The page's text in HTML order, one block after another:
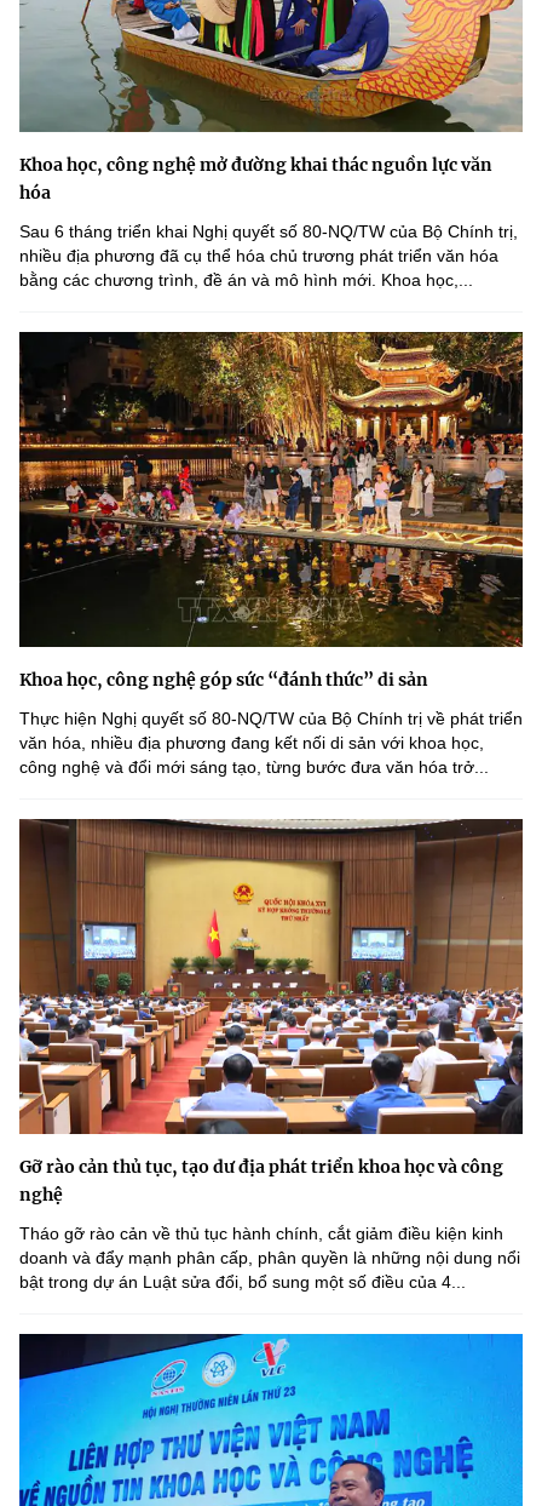
Khoa học, công nghệ mở đường khai thác nguồn lực văn
hóa
Sau 6 tháng triển khai Nghị quyết số 80-NQ/TW của Bộ Chính trị,
nhiều địa phương đã cụ thể hóa chủ trương phát triển văn hóa
bằng các chương trình, đề án và mô hình mới. Khoa học,...
Khoa học, công nghệ góp sức “đánh thức” di sản
Thực hiện Nghị quyết số 80-NQ/TW của Bộ Chính trị về phát triển
văn hóa, nhiều địa phương đang kết nối di sản với khoa học,
công nghệ và đổi mới sáng tạo, từng bước đưa văn hóa trở...
Gỡ rào cản thủ tục, tạo dư địa phát triển khoa học và công
nghệ
Tháo gỡ rào cản về thủ tục hành chính, cắt giảm điều kiện kinh
doanh và đẩy mạnh phân cấp, phân quyền là những nội dung nổi
bật trong dự án Luật sửa đổi, bổ sung một số điều của 4...